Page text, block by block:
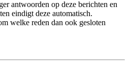
antwoorden op deze berichten en
eindigt deze automatisch.
welke reden dan ook gesloten